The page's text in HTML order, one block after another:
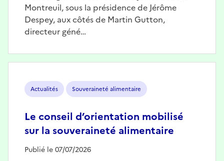
Montreuil, sous la présidence de Jérôme
Despey, aux côtés de Martin Gutton,
directeur géné…
Actualités Souveraineté alimentaire
Le conseil d’orientation mobilisé
sur la souveraineté alimentaire
Publié le 07/07/2026